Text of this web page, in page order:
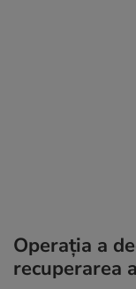
Operația a
recuperarea